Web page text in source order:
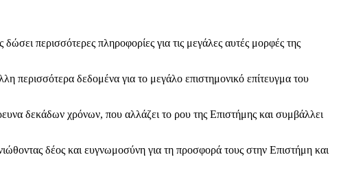
περισσότερες πληροφορίες για τις μεγάλες αυτές μορφές της
περισσότερα δεδομένα για το μεγάλο επιστημονικό επίτευγμα του
δεκάδων χρόνων, που αλλάζει το ρου της Επιστήμης και συμβάλλει
δέος και ευγνωμοσύνη για τη προσφορά τους στην Επιστήμη και